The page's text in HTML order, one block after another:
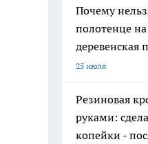
Почему
полотенце на
деревенская
25 июля
Резиновая
руками:
копейки -